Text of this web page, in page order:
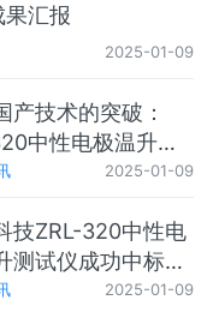
汇报
2025-01-09
产技术的突破：
中性电极温升测
领行业变革2025-01-09
技ZRL-320中性电
测试仪成功中标广
器械检测中心2025-01-09